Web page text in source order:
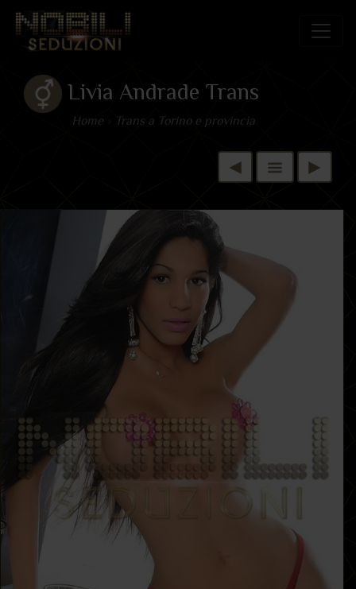
Livia Andrade Trans
Home Trans a Torino e provincia